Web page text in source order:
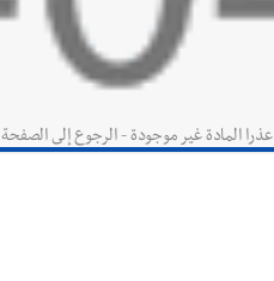
عذرا المادة غير موجودة - الرجوع إلى الصفحة